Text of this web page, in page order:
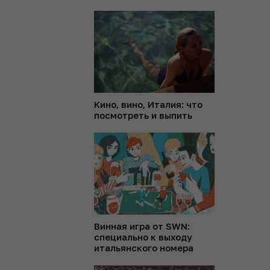
Кино, вино, Италия: что
посмотреть и выпить
Винная игра от SWN:
специально к выходу
итальянского номера